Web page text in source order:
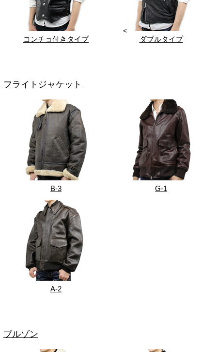
コンチョ付きタイプ
<
ダブルタイプ
フライトジャケット
B-3 G-1
A-2
ブルゾン